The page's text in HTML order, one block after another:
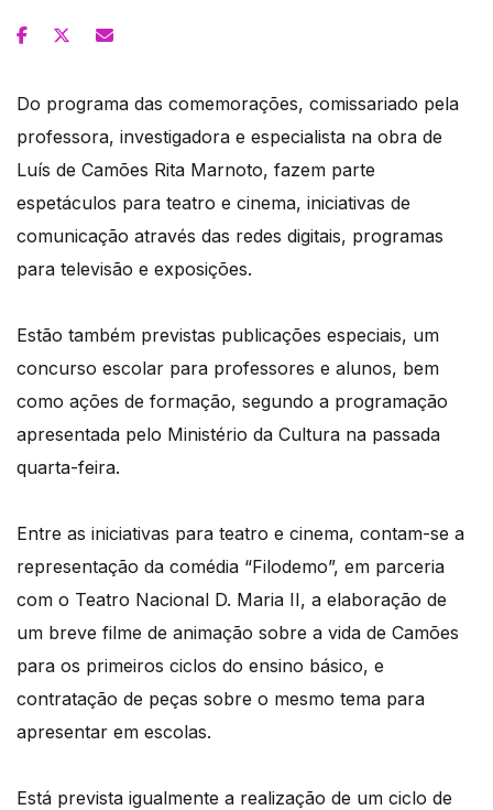
Do programa das comemorações, comissariado pela
professora, investigadora e especialista na obra de
Luís de Camões Rita Marnoto, fazem parte
espetáculos para teatro e cinema, iniciativas de
comunicação através das redes digitais, programas
para televisão e exposições.
Estão também previstas publicações especiais, um
concurso escolar para professores e alunos, bem
como ações de formação, segundo a programação
apresentada pelo Ministério da Cultura na passada
quarta-feira.
Entre as iniciativas para teatro e cinema, contam-se a
representação da comédia “Filodemo”, em parceria
com o Teatro Nacional D. Maria II, a elaboração de
um breve filme de animação sobre a vida de Camões
para os primeiros ciclos do ensino básico, e
contratação de peças sobre o mesmo tema para
apresentar em escolas.
Está prevista igualmente a realização de um ciclo de